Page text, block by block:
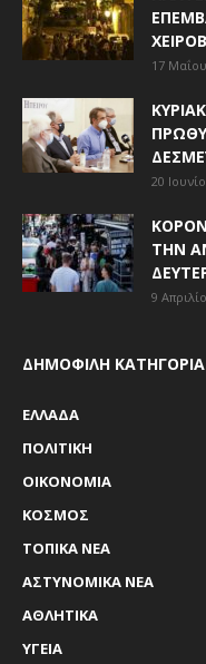
17
20
ΤΗΝ
9
ΔΗΜΟΦΙΛΗ ΚΑΤΗΓΟΡΙΑ
ΕΛΛΑΔΑ
ΠΟΛΙΤΙΚΗ
ΟΙΚΟΝΟΜΙΑ
ΚΟΣΜΟΣ
ΤΟΠΙΚΑ ΝΕΑ
ΑΣΤΥΝΟΜΙΚΑ ΝΕΑ
ΑΘΛΗΤΙΚΑ
ΥΓΕΙΑ